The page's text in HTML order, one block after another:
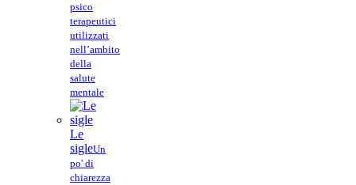
psico
terapeutici
utilizzati
nell’ambito
della
salute
mentale
Le
sigleUn
po' di
chiarezza